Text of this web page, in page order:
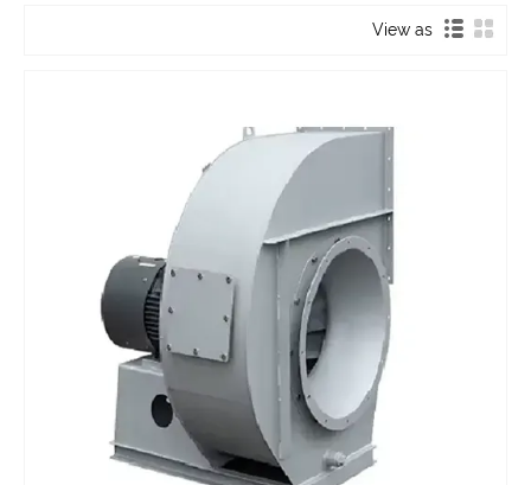
View as